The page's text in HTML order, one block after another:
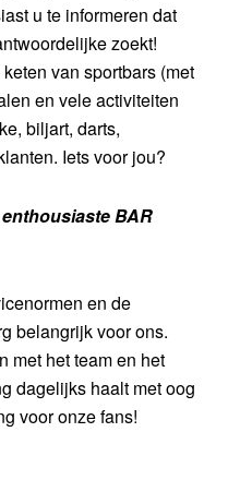
u te informeren dat
zoekt!
van sportbars (met
en vele activiteiten
biljart, darts,
Iets voor jou?
BAR
en de
belangrijk voor ons.
met het team en het
dagelijks haalt met oog
voor onze fans!